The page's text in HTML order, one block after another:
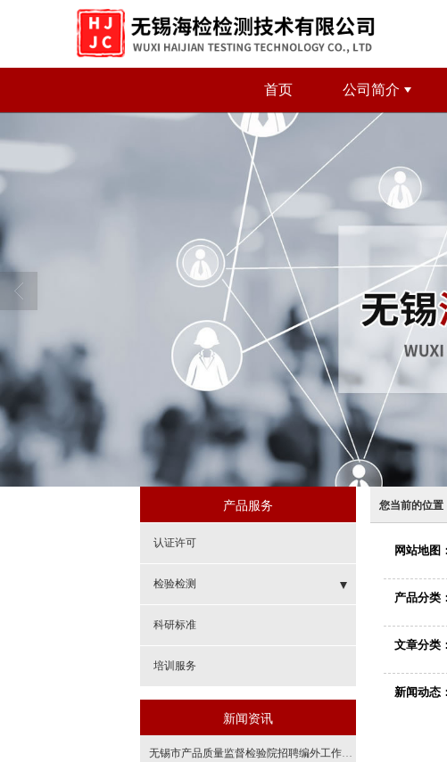
首页 公司简介
您当前的位置
网站地图：
产品分类：
文章分类：
新闻动态：
产品服务
认证许可
检验检测
- 高端储能
- 增材制造
科研标准
培训服务
新闻资讯
无锡市产品质量监督检验院招聘编外工作人员拟录用人员名单公示